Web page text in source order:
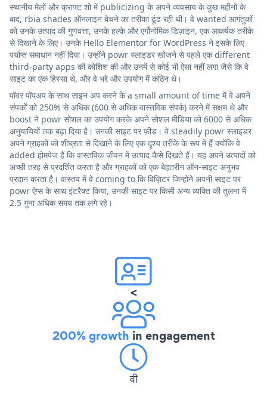
स्थानीय मेलों और क्राफ्ट शो में publicizing के अपने व्यवसाय के कुछ महीनों के
बाद, rbia shades ऑनलाइन बेचने का तरीका ढूंढ रही थी। वे wanted आगंतुकों
को उनके उत्पाद की गुणवत्ता, उनके हल्के और एर्गोनोमिक डिज़ाइन, एक आकर्षक तरीके
से दिखाने के लिए। उनके Hello Elementor for WordPress ने इसके लिए
पर्याप्त समाधान नहीं दिया। उन्होंने powr स्लाइडर खोजने से पहले एक different
third-party apps की कोशिश की और उनमें से कोई भी ऐसा नहीं लगा जैसे कि वे
साइट का एक हिस्सा थे, और वे भद्दे और उपयोग में कठिन थे।
पॉवर पॉपअप के साथ साइन अप करने के a small amount of time में वे अपने
संपर्कों को 250% से अधिक (600 से अधिक वास्तविक संपर्क) करने में सक्षम थे और
boost ने powr सोशल का उपयोग करके अपने सोशल मीडिया को 6000 से अधिक
अनुयायियों तक बढ़ा दिया है। उनकी साइट पर फ़ीड। वे steadily powr स्लाइडर
अपने ग्राहकों को शीघ्रता से दिखाने के लिए एक दृश्य तरीके के रूप में हैं क्योंकि वे
added होमपेज हैं कि वास्तविक जीवन में उत्पाद कैसे दिखते हैं। यह अपने उत्पादों को
अच्छी तरह से प्रदर्शित करता है और ग्राहकों को एक बेहतरीन ऑन-साइट अनुभव
प्रदान करता है। वास्तव में वे coming to कि विज़िटर जिन्होंने अपनी साइट पर
powr ऐप्स के साथ इंटरैक्ट किया, उनकी साइट पर किसी अन्य व्यक्ति की तुलना में
2.5 गुना अधिक समय तक लगे रहे।
<
200% growth in engagement
वी